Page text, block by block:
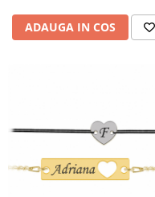
ADAUGA IN COS